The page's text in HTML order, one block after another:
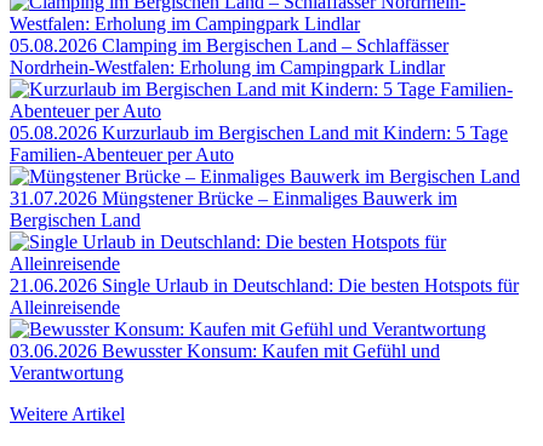
05.08.2026 Clamping im Bergischen Land – Schlaffässer
Nordrhein-Westfalen: Erholung im Campingpark Lindlar
05.08.2026 Kurzurlaub im Bergischen Land mit Kindern: 5 Tage
Familien-Abenteuer per Auto
31.07.2026 Müngstener Brücke – Einmaliges Bauwerk im
Bergischen Land
21.06.2026 Single Urlaub in Deutschland: Die besten Hotspots für
Alleinreisende
03.06.2026 Bewusster Konsum: Kaufen mit Gefühl und
Verantwortung
Weitere Artikel